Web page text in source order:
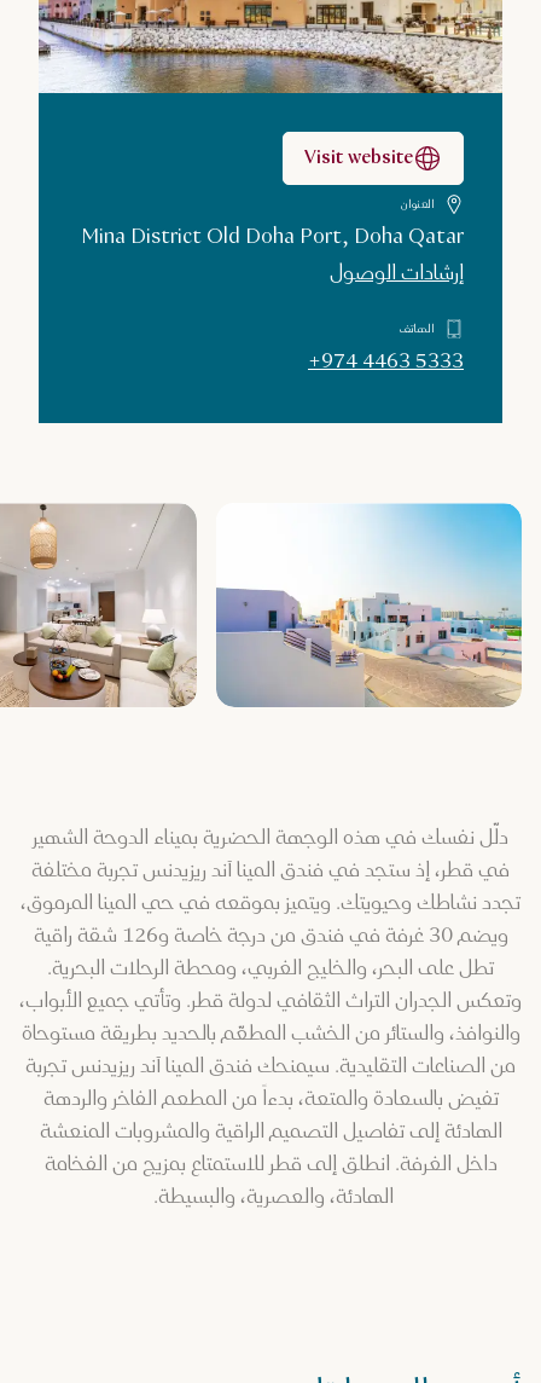
Visit website
العنوان
Mina District Old Doha Port, Doha Qatar
إرشادات الوصول
الهاتف
+974 4463 5333
دلّل نفسك في هذه الوجهة الحضرية بميناء الدوحة الشهير
في قطر، إذ ستجد في فندق المينا آند ريزيدنس تجربة مختلفة
تجدد نشاطك وحيويتك. ويتميز بموقعه في حي المينا المرموق،
ويضم 30 غرفة في فندق من درجة خاصة و126 شقة راقية
تطل على البحر، والخليج الغربي، ومحطة الرحلات البحرية.
وتعكس الجدران التراث الثقافي لدولة قطر. وتأتي جميع الأبواب،
والنوافذ، والستائر من الخشب المطعّم بالحديد بطريقة مستوحاة
من الصناعات التقليدية. سيمنحك فندق المينا آند ريزيدنس تجربة
تفيض بالسعادة والمتعة، بدءاً من المطعم الفاخر والردهة
الهادئة إلى تفاصيل التصميم الراقية والمشروبات المنعشة
داخل الغرفة. انطلق إلى قطر للاستمتاع بمزيج من الفخامة
الهادئة، والعصرية، والبسيطة.